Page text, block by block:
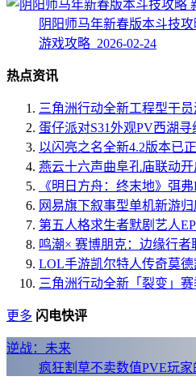
阴阳师马年新春版本斗技
游戏攻略 2026-02-24
热点资讯
三角洲行动全新工程型干
蛋仔派对S31外观PV西湖
以闪亮之名全新4.2版本已
燕云十六声曲阜孔庙联动
《明日方舟：终末地》弭
网易旗下叙事型单机新游
第五人格求生者默剧艺人
鸣潮× 赛博朋克：边缘行者
LOL手游凯尔特人传奇莫
三角洲行动全新「裂变」
更多 闪电快评
逆战：未来
疯狂割草不卖数值PVE玩家